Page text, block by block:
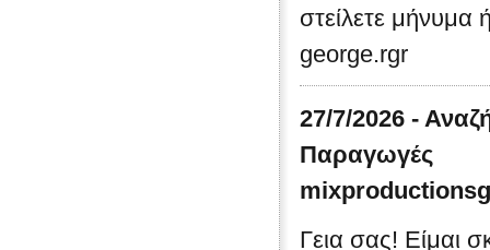
στείλετε μήνυμα
george.rgr
27/7/2026 -
Παραγωγές
Γεια σας! Είμαι